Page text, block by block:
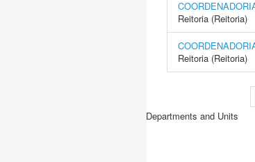
Reitoria (Reitoria)
Reitoria (Reitoria)
Departments and Units